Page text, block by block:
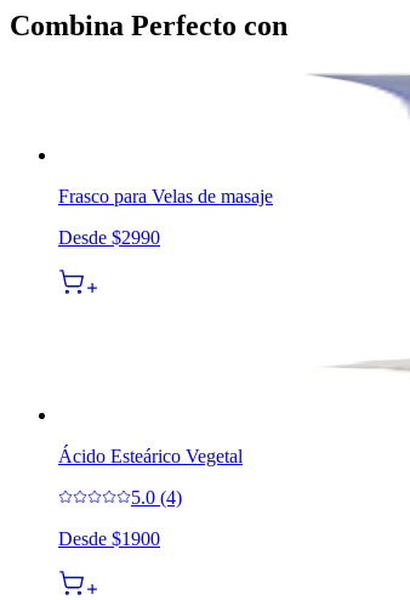
Combina Perfecto con
Frasco para Velas de masaje
Desde $2990
Ácido Esteárico Vegetal
5.0 (4)
Desde $1900